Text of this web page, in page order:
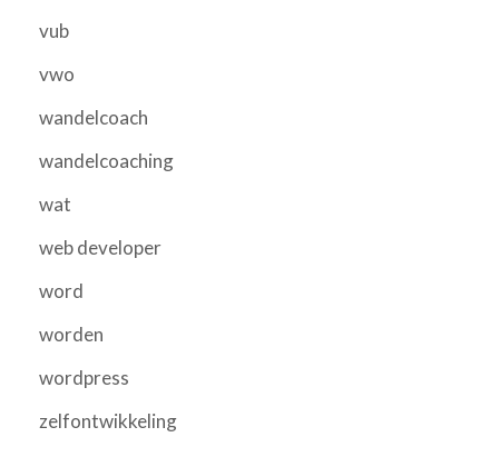
vub
vwo
wandelcoach
wandelcoaching
wat
web developer
word
worden
wordpress
zelfontwikkeling